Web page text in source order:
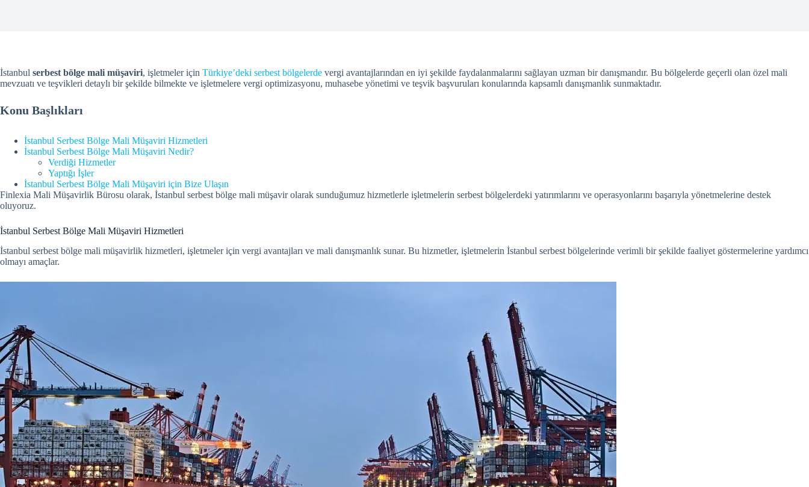
İstanbul serbest bölge mali müşaviri, işletmeler için Türkiye’deki serbest bölgelerde vergi avantajlarından en iyi şekilde faydalanmalarını sağlayan uzman bir danışmandır. Bu bölgelerde geçerli olan özel mali
mevzuatı ve teşvikleri detaylı bir şekilde bilmekte ve işletmelere vergi optimizasyonu, muhasebe yönetimi ve teşvik başvuruları konularında kapsamlı danışmanlık sunmaktadır.
Konu Başlıkları
İstanbul Serbest Bölge Mali Müşaviri Hizmetleri
İstanbul Serbest Bölge Mali Müşaviri Nedir?
Verdiği Hizmetler
Yaptığı İşler
İstanbul Serbest Bölge Mali Müşaviri için Bize Ulaşın
Finlexia Mali Müşavirlik Bürosu olarak, İstanbul serbest bölge mali müşavir olarak sunduğumuz hizmetlerle işletmelerin serbest bölgelerdeki yatırımlarını ve operasyonlarını başarıyla yönetmelerine destek
oluyoruz.
İstanbul Serbest Bölge Mali Müşaviri Hizmetleri
İstanbul serbest bölge mali müşavirlik hizmetleri, işletmeler için vergi avantajları ve mali danışmanlık sunar. Bu hizmetler, işletmelerin İstanbul serbest bölgelerinde verimli bir şekilde faaliyet göstermelerine yardımcı
olmayı amaçlar.